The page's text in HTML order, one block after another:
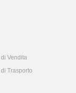
Vendita
Trasporto